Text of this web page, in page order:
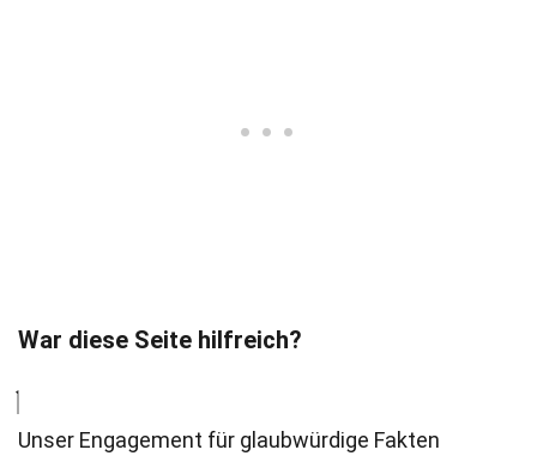
War diese Seite hilfreich?
Unser Engagement für glaubwürdige Fakten